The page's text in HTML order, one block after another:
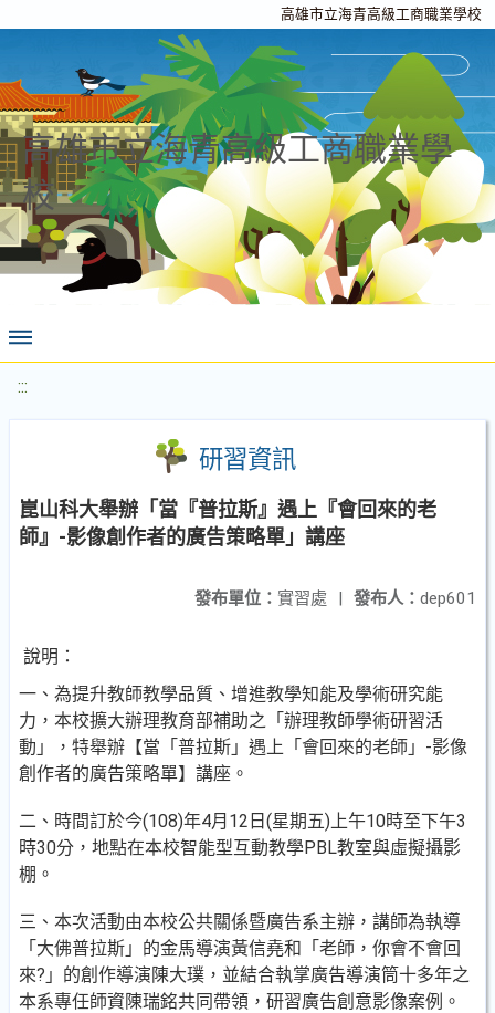
高雄市立海青高級工商職業學校
高雄市立海青高級工商職業學
校
:::
研習資訊
崑山科大舉辦「當『普拉斯』遇上『會回來的老
師』-影像創作者的廣告策略單」講座
發布人： dep601
發布單位： 實習處 |
說明：
一、為提升教師教學品質、增進教學知能及學術研究能
力，本校擴大辦理教育部補助之「辦理教師學術研習活
動」，特舉辦【當「普拉斯」遇上「會回來的老師」-影像
創作者的廣告策略單】講座。
二、時間訂於今(108)年4月12日(星期五)上午10時至下午3
時30分，地點在本校智能型互動教學PBL教室與虛擬攝影
棚。
三、本次活動由本校公共關係暨廣告系主辦，講師為執導
「大佛普拉斯」的金馬導演黃信堯和「老師，你會不會回
來?」的創作導演陳大璞，並結合執掌廣告導演筒十多年之
本系專任師資陳瑞銘共同帶領，研習廣告創意影像案例。